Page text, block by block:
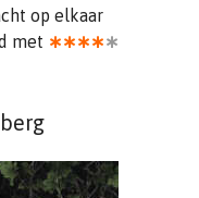
op elkaar
met ∗∗∗∗∗